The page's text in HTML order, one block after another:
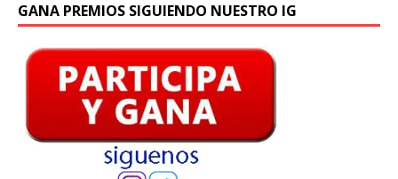
GANA PREMIOS SIGUIENDO NUESTRO IG